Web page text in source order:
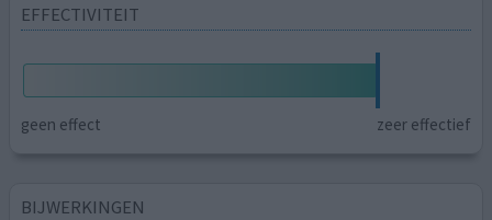
EFFECTIVITEIT
geen effect zeer effectief
BIJWERKINGEN